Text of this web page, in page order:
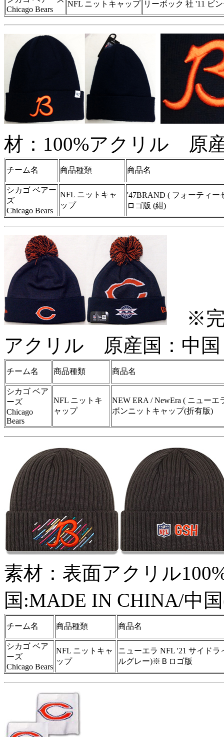
Chicago Bears
NFL ニットキャップ リーボック 社 '11 ビ
材：100%アクリル 原
チーム名 商品種類 商品名
シカゴ ベアー
ズ
Chicago Bears
NFL ニットキャ
ップ
'47BRAND ( フォーティー
ロゴ版 (紺)
※完
アクリル 原産国：中
チーム名 商品種類 商品名
シカゴ ベア
ーズ
Chicago
Bears
NFL ニットキ
ャップ
NEW ERA / NewEra ( ニュー
ボンニットキャップ(折有版)
素材：表面アクリル
国:MADE IN CHINA/中
チーム名 商品種類 商品名
シカゴ ベア
ーズ
Chicago Bears
NFL ニットキャ
ップ
ニューエラ NFL '21 サイド
ルグレー)※Ｂロゴ版